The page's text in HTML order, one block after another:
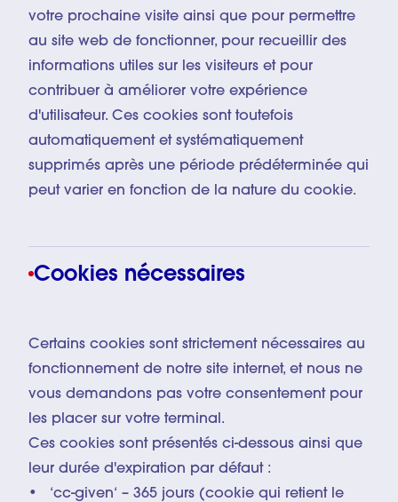
votre prochaine visite ainsi que pour permettre
au site web de fonctionner, pour recueillir des
informations utiles sur les visiteurs et pour
contribuer à améliorer votre expérience
d'utilisateur. Ces cookies sont toutefois
automatiquement et systématiquement
supprimés après une période prédéterminée qui
peut varier en fonction de la nature du cookie.
Cookies nécessaires
Certains cookies sont strictement nécessaires au
fonctionnement de notre site internet, et nous ne
vous demandons pas votre consentement pour
les placer sur votre terminal.
Ces cookies sont présentés ci-dessous ainsi que
leur durée d'expiration par défaut :
‘cc-given‘ – 365 jours (cookie qui retient le